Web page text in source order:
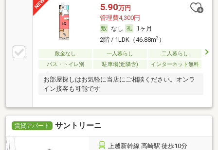
5.90万円
管理費4,300円
なし
1ヶ月
2階 / 1LDK（46.88m2）
敷金なし 一人暮らし
二人暮らし
バス・トイレ別
駐車場(近隣含) インターネット無料
お部屋探しはお気軽に当店にご相談ください。オンラ
イン接客も可能です
賃貸アパート サントリーニ
上越新幹線 高崎駅 徒歩10分